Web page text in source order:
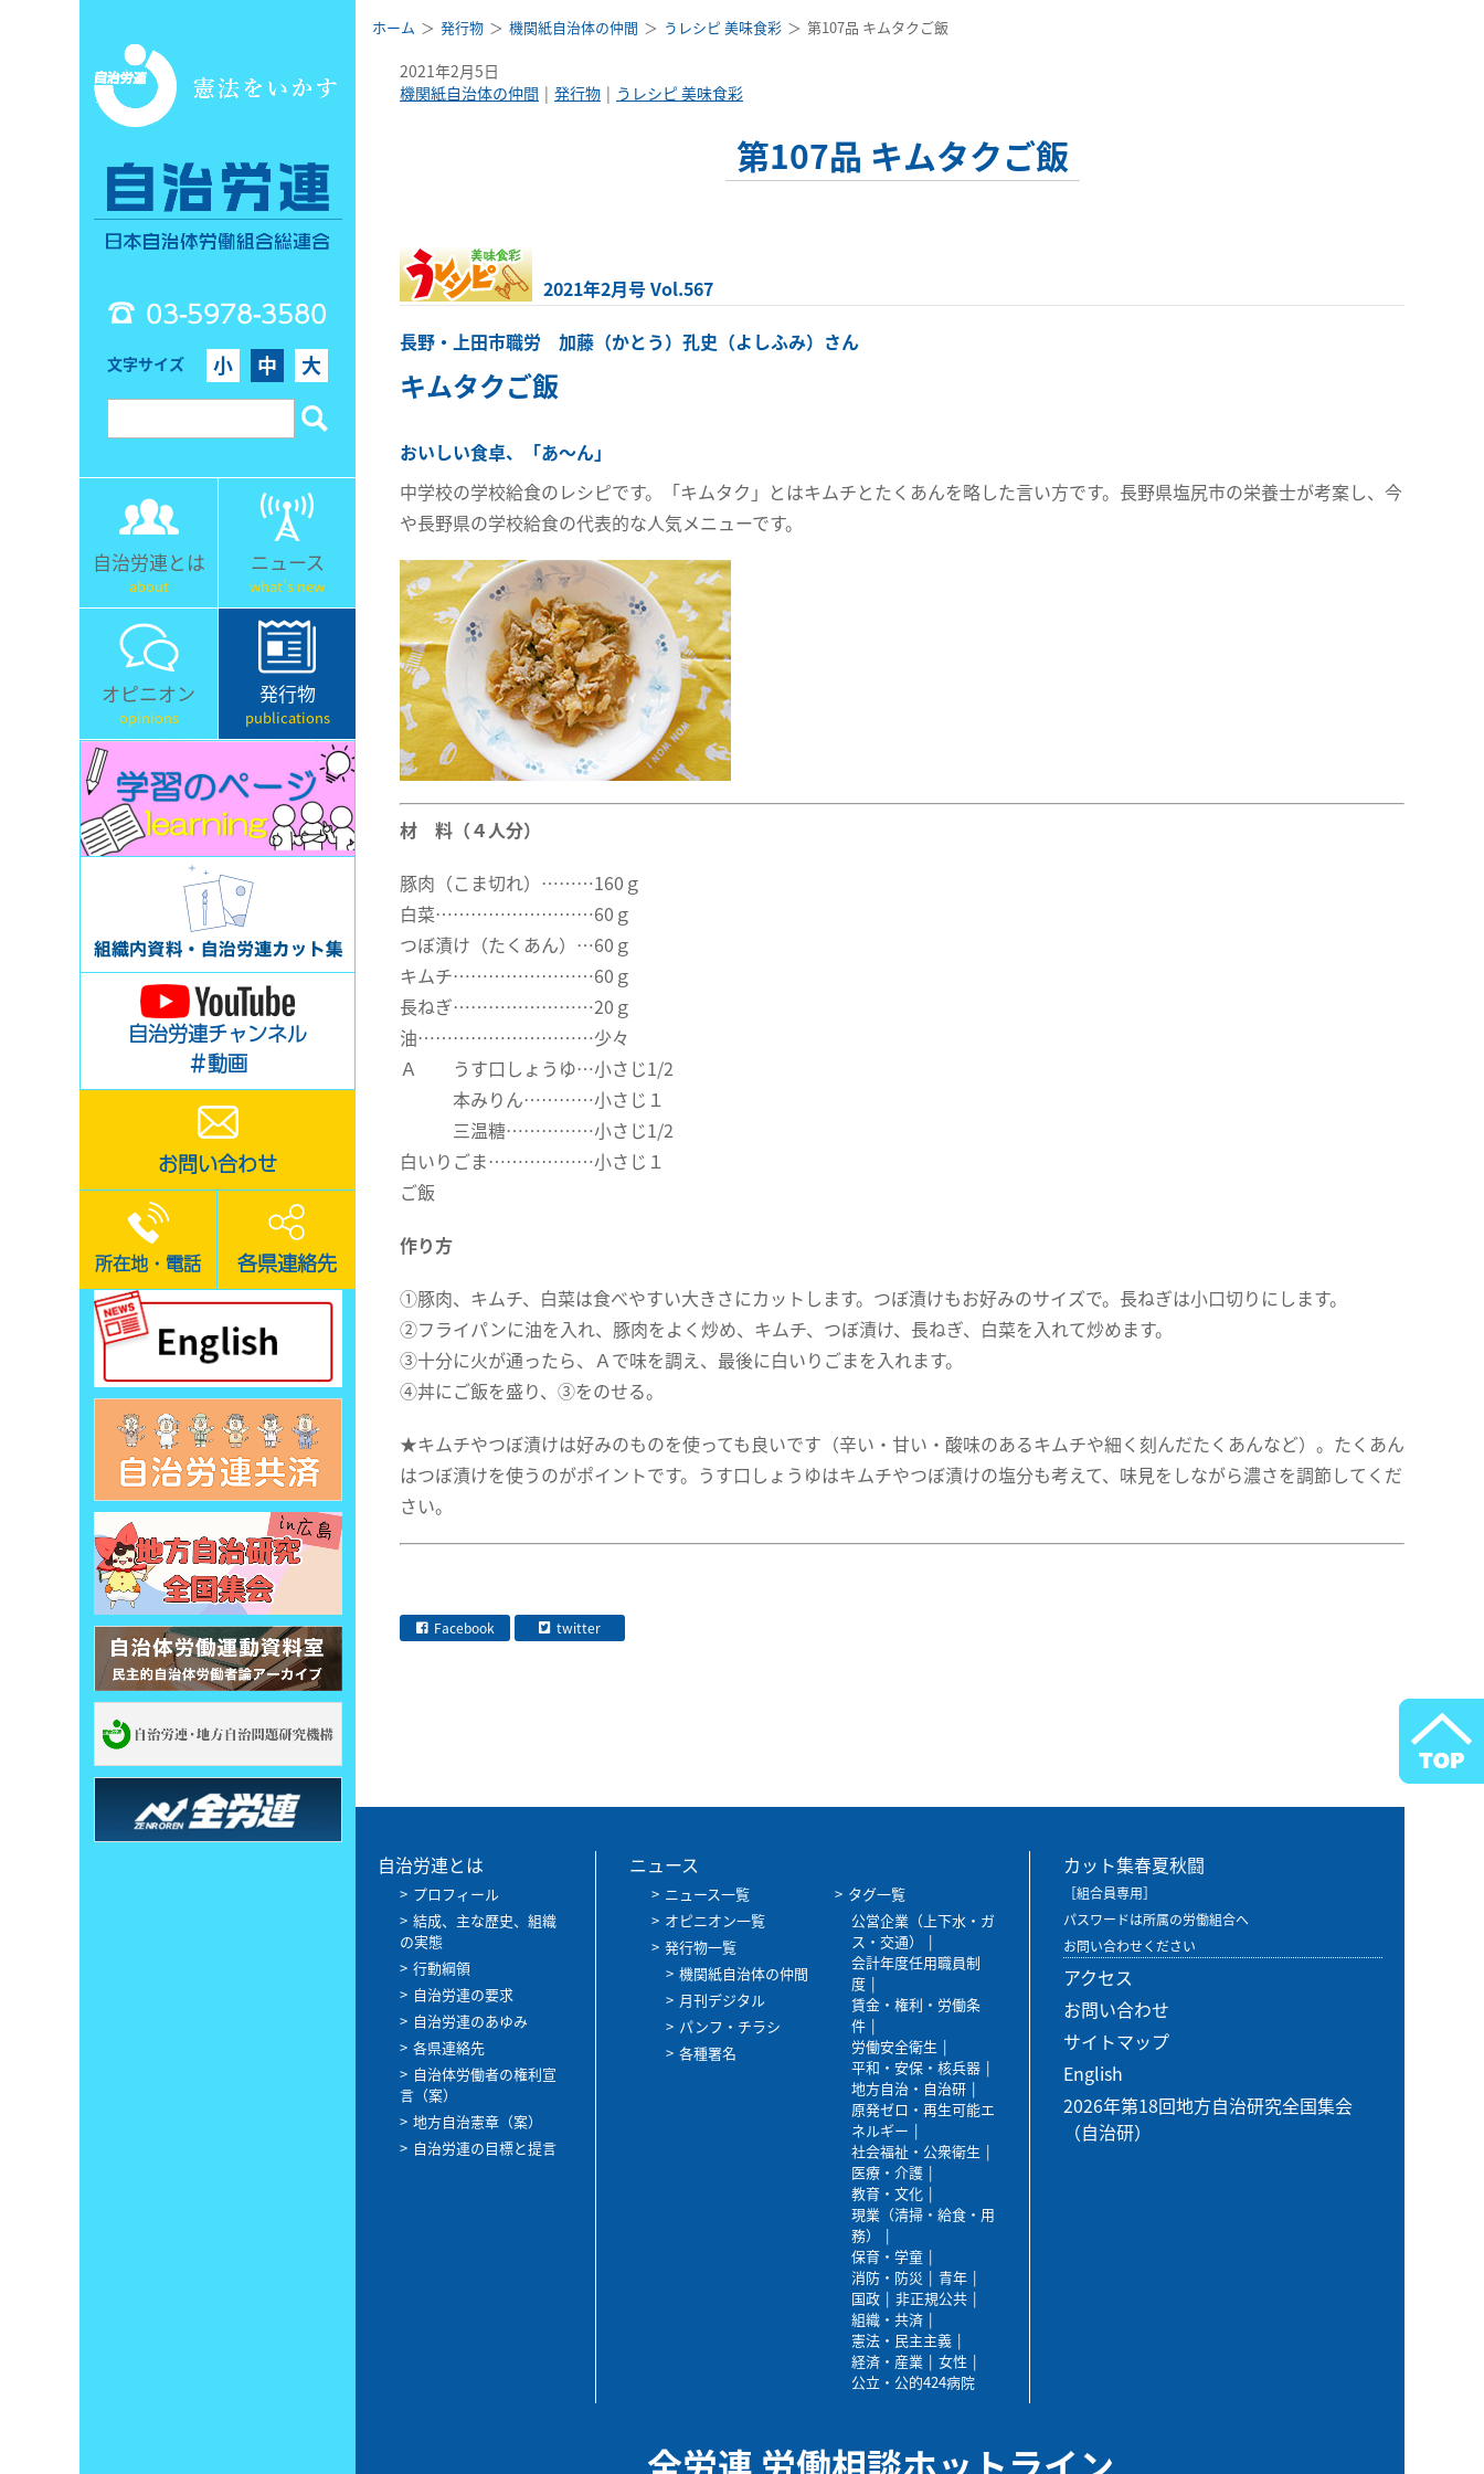
03-5978-3580
文字サイズ 小 中 大
自治労連とは
about
ニュース
what's new
オピニオン
opinions
発行物
publications
自治労連チャンネル
＃動画
お問い合わせ
所在地・電話 各県連絡先
ホーム 発行物 機関紙自治体の仲間 うレシピ 美味食彩 第107品 キムタクご飯
2021年2月5日
機関紙自治体の仲間
発行物 うレシピ 美味食彩
第107品 キムタクご飯
2021年2月号 Vol.567
長野・上田市職労 加藤（かとう）孔史（よしふみ）さん
キムタクご飯
おいしい食卓、「あ～ん」
中学校の学校給食のレシピです。「キムタク」とはキムチとたくあんを略した言い方です。長野県塩尻市の栄養士が考案し、今
や長野県の学校給食の代表的な人気メニューです。
材 料（４人分）
豚肉（こま切れ）………160ｇ
白菜………………………60ｇ
つぼ漬け（たくあん）…60ｇ
キムチ……………………60ｇ
長ねぎ……………………20ｇ
油…………………………少々
Ａ うす口しょうゆ…小さじ1/2
本みりん…………小さじ１
三温糖……………小さじ1/2
白いりごま………………小さじ１
ご飯
作り方
①豚肉、キムチ、白菜は食べやすい大きさにカットします。つぼ漬けもお好みのサイズで。長ねぎは小口切りにします。
②フライパンに油を入れ、豚肉をよく炒め、キムチ、つぼ漬け、長ねぎ、白菜を入れて炒めます。
③十分に火が通ったら、Ａで味を調え、最後に白いりごまを入れます。
④丼にご飯を盛り、③をのせる。
★キムチやつぼ漬けは好みのものを使っても良いです（辛い・甘い・酸味のあるキムチや細く刻んだたくあんなど）。たくあん
はつぼ漬けを使うのがポイントです。うす口しょうゆはキムチやつぼ漬けの塩分も考えて、味見をしながら濃さを調節してくだ
さい。
Facebook twitter
自治労連とは
プロフィール
結成、主な歴史、組織
の実態
行動綱領
自治労連の要求
自治労連のあゆみ
各県連絡先
自治体労働者の権利宣
言（案）
地方自治憲章（案）
自治労連の目標と提言
ニュース
ニュース一覧
オピニオン一覧
発行物一覧
機関紙自治体の仲間
月刊デジタル
パンフ・チラシ
各種署名
タグ一覧
公営企業（上下水・ガ
ス・交通）
会計年度任用職員制
度
賃金・権利・労働条
件
労働安全衛生
平和・安保・核兵器
地方自治・自治研
原発ゼロ・再生可能エ
ネルギー
社会福祉・公衆衛生
医療・介護
教育・文化
現業（清掃・給食・用
務）
保育・学童
消防・防災
青年
国政
非正規公共
組織・共済
憲法・民主主義
経済・産業
女性
公立・公的424病院
カット集春夏秋闘
［組合員専用］
パスワードは所属の労働組合へ
お問い合わせください
アクセス
お問い合わせ
サイトマップ
English
2026年第18回地方自治研究全国集会
（自治研）